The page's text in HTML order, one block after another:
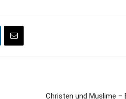
Christen und Muslime –